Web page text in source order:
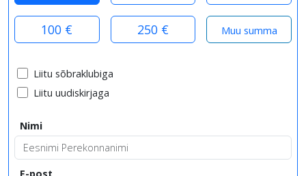
100 € 250 €
Liitu sõbraklubiga
Liitu uudiskirjaga
Nimi
E-post